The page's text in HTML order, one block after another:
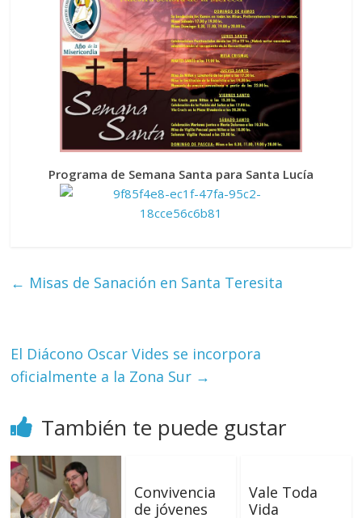
Programa de Semana Santa para Santa Lucía
← Misas de Sanación en Santa Teresita
El Diácono Oscar Vides se incorpora
oficialmente a la Zona Sur →
También te puede gustar
Convivencia
de jóvenes
Vale Toda
Vida